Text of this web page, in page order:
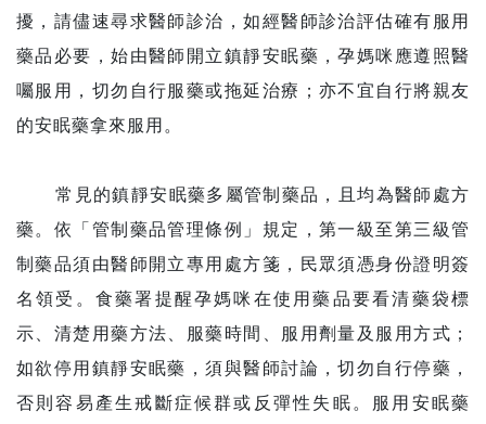
擾，請儘速尋求醫師診治，如經醫師診治評估確有服用
藥品必要，始由醫師開立鎮靜安眠藥，孕媽咪應遵照醫
囑服用，切勿自行服藥或拖延治療；亦不宜自行將親友
的安眠藥拿來服用。
常見的鎮靜安眠藥多屬管制藥品，且均為醫師處方
藥。依「管制藥品管理條例」規定，第一級至第三級管
制藥品須由醫師開立專用處方箋，民眾須憑身份證明簽
名領受。食藥署提醒孕媽咪在使用藥品要看清藥袋標
示、清楚用藥方法、服藥時間、服用劑量及服用方式；
如欲停用鎮靜安眠藥，須與醫師討論，切勿自行停藥，
否則容易產生戒斷症候群或反彈性失眠。服用安眠藥